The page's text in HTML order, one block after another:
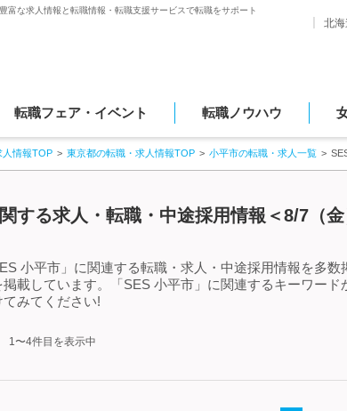
富な求人情報と転職情報・転職支援サービスで転職をサポート
北海
転職フェア・イベント 転職ノウハウ
人情報TOP 東京都の転職・求人情報TOP 小平市の転職・求人一覧
する求人・転職・中途採用情報＜8/7（金
小平市」に関連する転職・求人・中途採用情報を多
載しています。「SES 小平市」に関連するキーワー
みてください!
1〜4件目を表示中